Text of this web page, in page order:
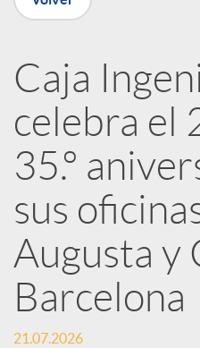
u
b
l
i
c
a
Caja
celebra el
35.º
sus
Augusta y
Barcelona
21.07.2026